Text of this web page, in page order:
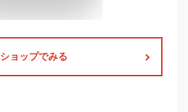
ショップでみる